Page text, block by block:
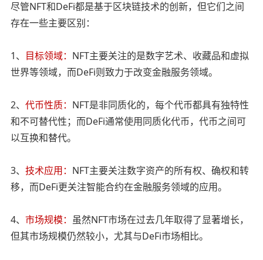
尽管NFT和DeFi都是基于区块链技术的创新，但它们之间
存在一些主要区别：
1、 目标领域： NFT主要关注的是数字艺术、收藏品和虚拟
世界等领域，而DeFi则致力于改变金融服务领域。
2、 代币性质： NFT是非同质化的，每个代币都具有独特性
和不可替代性；而DeFi通常使用同质化代币，代币之间可
以互换和替代。
3、 技术应用： NFT主要关注数字资产的所有权、确权和转
移，而DeFi更关注智能合约在金融服务领域的应用。
4、 市场规模： 虽然NFT市场在过去几年取得了显著增长，
但其市场规模仍然较小，尤其与DeFi市场相比。